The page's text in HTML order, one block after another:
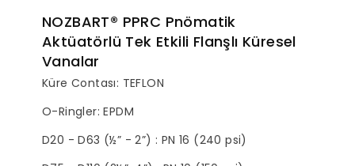
NOZBART® PPRC Pnömatik
Aktüatörlü Tek Etkili Flanşlı Küresel
Vanalar
Küre Contası: TEFLON
O-Ringler: EPDM
D20 - D63 (½” - 2”) : PN 16 (240 psi)